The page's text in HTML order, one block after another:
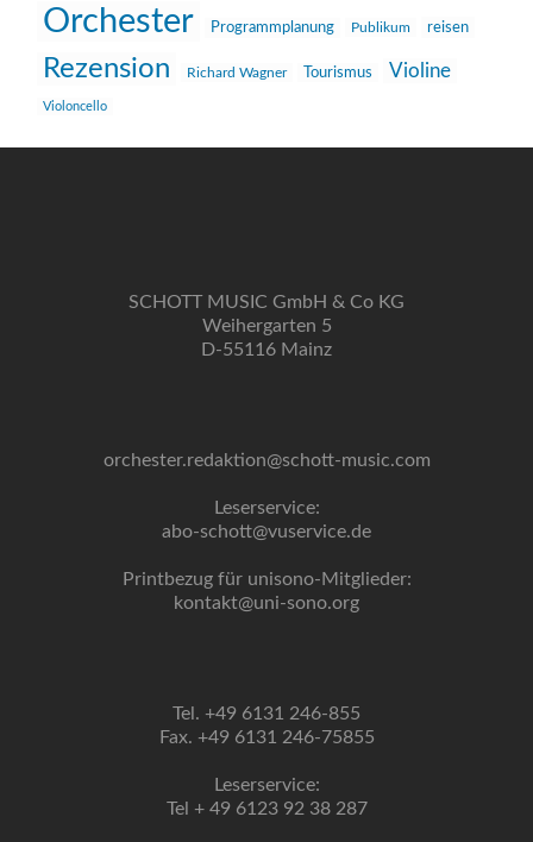
Orchester Programmplanung Publikum reisen
Rezension Richard Wagner Tourismus Violine
Violoncello
SCHOTT MUSIC GmbH & Co KG
Weihergarten 5
D-55116 Mainz
orchester.redaktion@schott-music.com
Leserservice:
abo-schott@vuservice.de
Printbezug für unisono-Mitglieder:
kontakt@uni-sono.org
Tel. +49 6131 246-855
Fax. +49 6131 246-75855
Leserservice:
Tel + 49 6123 92 38 287